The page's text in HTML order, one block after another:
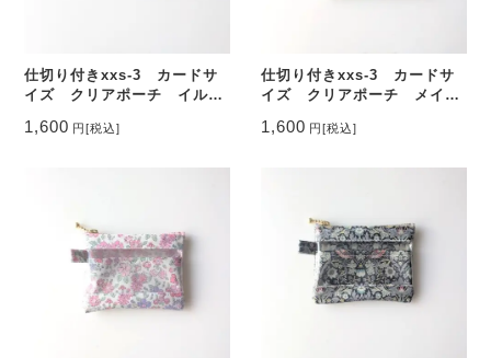
仕切り付きxxs-3 カードサ
イズ クリアポーチ イルマ
ート ♡
1,600 円[税込]
仕切り付きxxs-3 カードサ
イズ クリアポーチ メイモ
ト ♡
1,600 円[税込]